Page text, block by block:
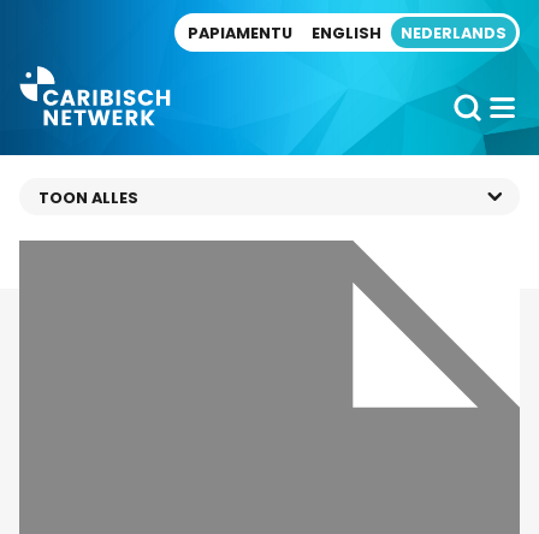
PAPIAMENTU ENGLISH NEDERLANDS